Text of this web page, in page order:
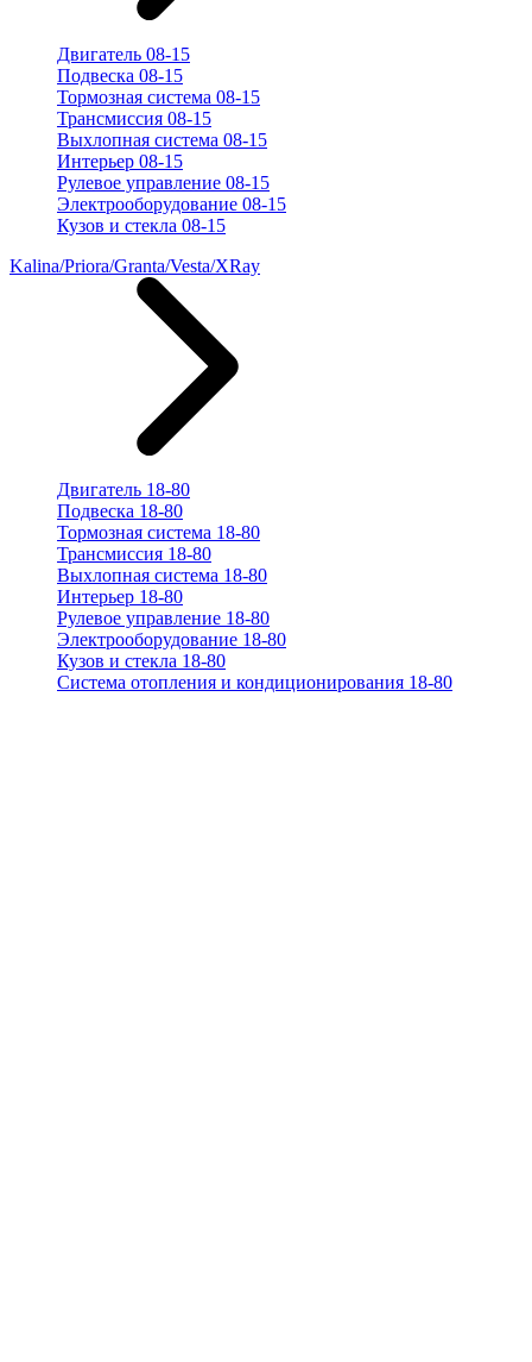
Двигатель 08-15
Подвеска 08-15
Тормозная система 08-15
Трансмиссия 08-15
Выхлопная система 08-15
Интерьер 08-15
Рулевое управление 08-15
Электрооборудование 08-15
Кузов и стекла 08-15
Kalina/Priora/Granta/Vesta/XRay
Двигатель 18-80
Подвеска 18-80
Тормозная система 18-80
Трансмиссия 18-80
Выхлопная система 18-80
Интерьер 18-80
Рулевое управление 18-80
Электрооборудование 18-80
Кузов и стекла 18-80
Система отопления и кондиционирования 18-80